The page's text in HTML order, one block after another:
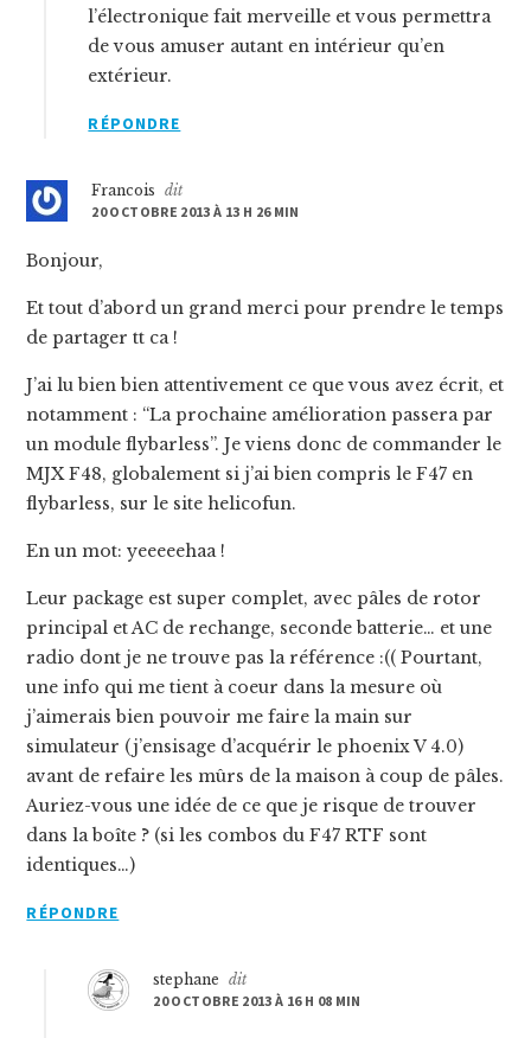
l’électronique fait merveille et vous permettra
de vous amuser autant en intérieur qu’en
extérieur.
RÉPONDRE
Francois
dit
20 OCTOBRE 2013 À 13 H 26 MIN
Bonjour,
Et tout d’abord un grand merci pour prendre le temps
de partager tt ca !
J’ai lu bien bien attentivement ce que vous avez écrit, et
notamment : “La prochaine amélioration passera par
un module flybarless”. Je viens donc de commander le
MJX F48, globalement si j’ai bien compris le F47 en
flybarless, sur le site helicofun.
En un mot: yeeeeehaa !
Leur package est super complet, avec pâles de rotor
principal et AC de rechange, seconde batterie… et une
radio dont je ne trouve pas la référence :(( Pourtant,
une info qui me tient à coeur dans la mesure où
j’aimerais bien pouvoir me faire la main sur
simulateur (j’ensisage d’acquérir le phoenix V 4.0)
avant de refaire les mûrs de la maison à coup de pâles.
Auriez-vous une idée de ce que je risque de trouver
dans la boîte ? (si les combos du F47 RTF sont
identiques…)
RÉPONDRE
stephane
dit
20 OCTOBRE 2013 À 16 H 08 MIN